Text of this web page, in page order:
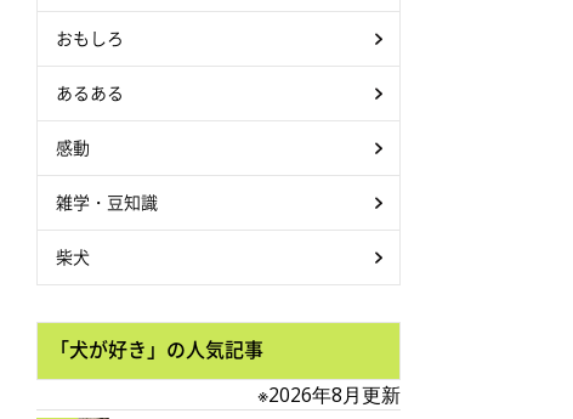
おもしろ
あるある
感動
雑学・豆知識
柴犬
「犬が好き」の人気記事
※2026年8月更新